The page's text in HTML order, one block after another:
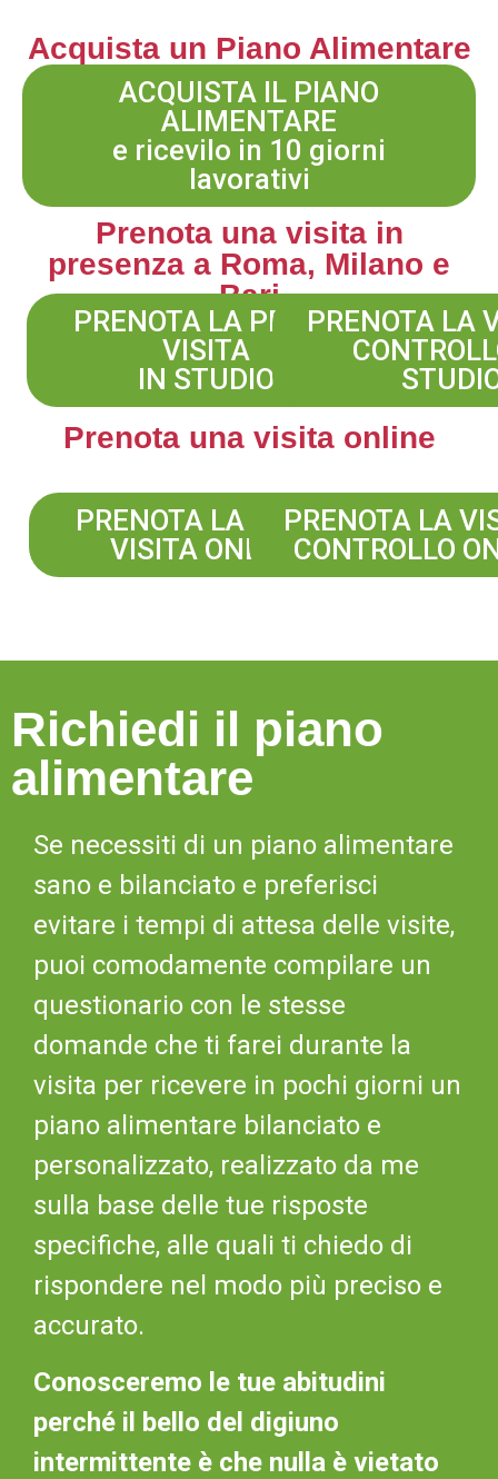
Acquista un Piano Alimentare
ACQUISTA IL PIANO
ALIMENTARE
e ricevilo in 10 giorni
lavorativi
Prenota una visita in
presenza a Roma, Milano e
Bari
PRENOTA LA PRIMA
VISITA
IN STUDIO
PRENOTA LA
Prenota una visita online
PRENOTA LA PRIMA
VISITA ONLINE
PRENOTA LA
CONTROLLO
Richiedi il piano
alimentare
Se necessiti di un piano alimentare
sano e bilanciato e preferisci
evitare i tempi di attesa delle visite,
puoi comodamente compilare un
questionario con le stesse
domande che ti farei durante la
visita per ricevere in pochi giorni un
piano alimentare bilanciato e
personalizzato, realizzato da me
sulla base delle tue risposte
specifiche, alle quali ti chiedo di
rispondere nel modo più preciso e
accurato.
Conosceremo le tue abitudini
perché il bello del digiuno
intermittente è che nulla è vietato